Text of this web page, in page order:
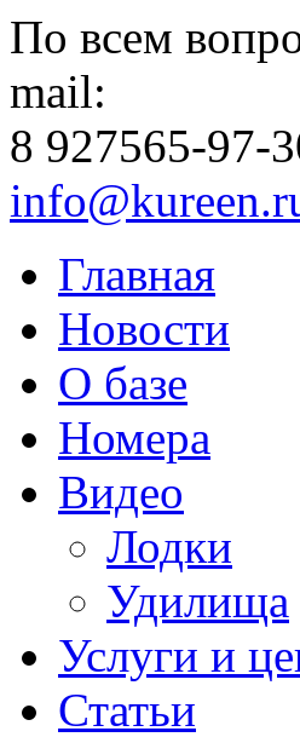
По всем
mail:
8 927565-97-
Главная
Новости
О базе
Номера
Видео
Лодки
Удилища
Услуги и
Статьи